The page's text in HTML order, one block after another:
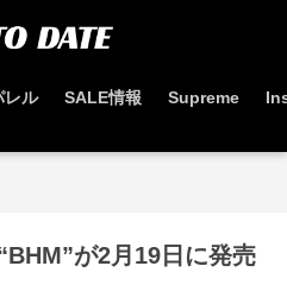
レル SALE情報 Supreme
が2月19日に発売